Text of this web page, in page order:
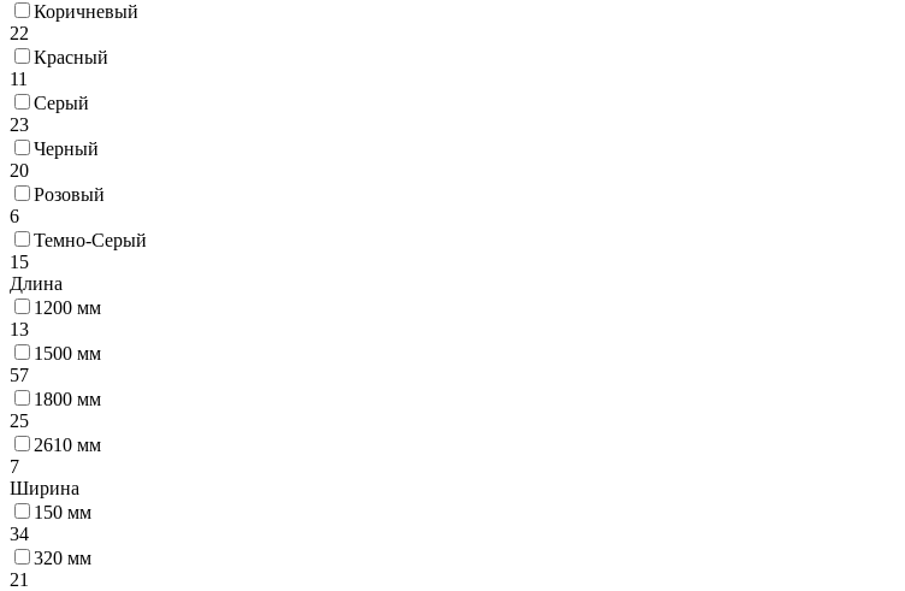
Коричневый
22
Красный
11
Серый
23
Черный
20
Розовый
6
Темно-Серый
15
Длина
1200 мм
13
1500 мм
57
1800 мм
25
2610 мм
7
Ширина
150 мм
34
320 мм
21